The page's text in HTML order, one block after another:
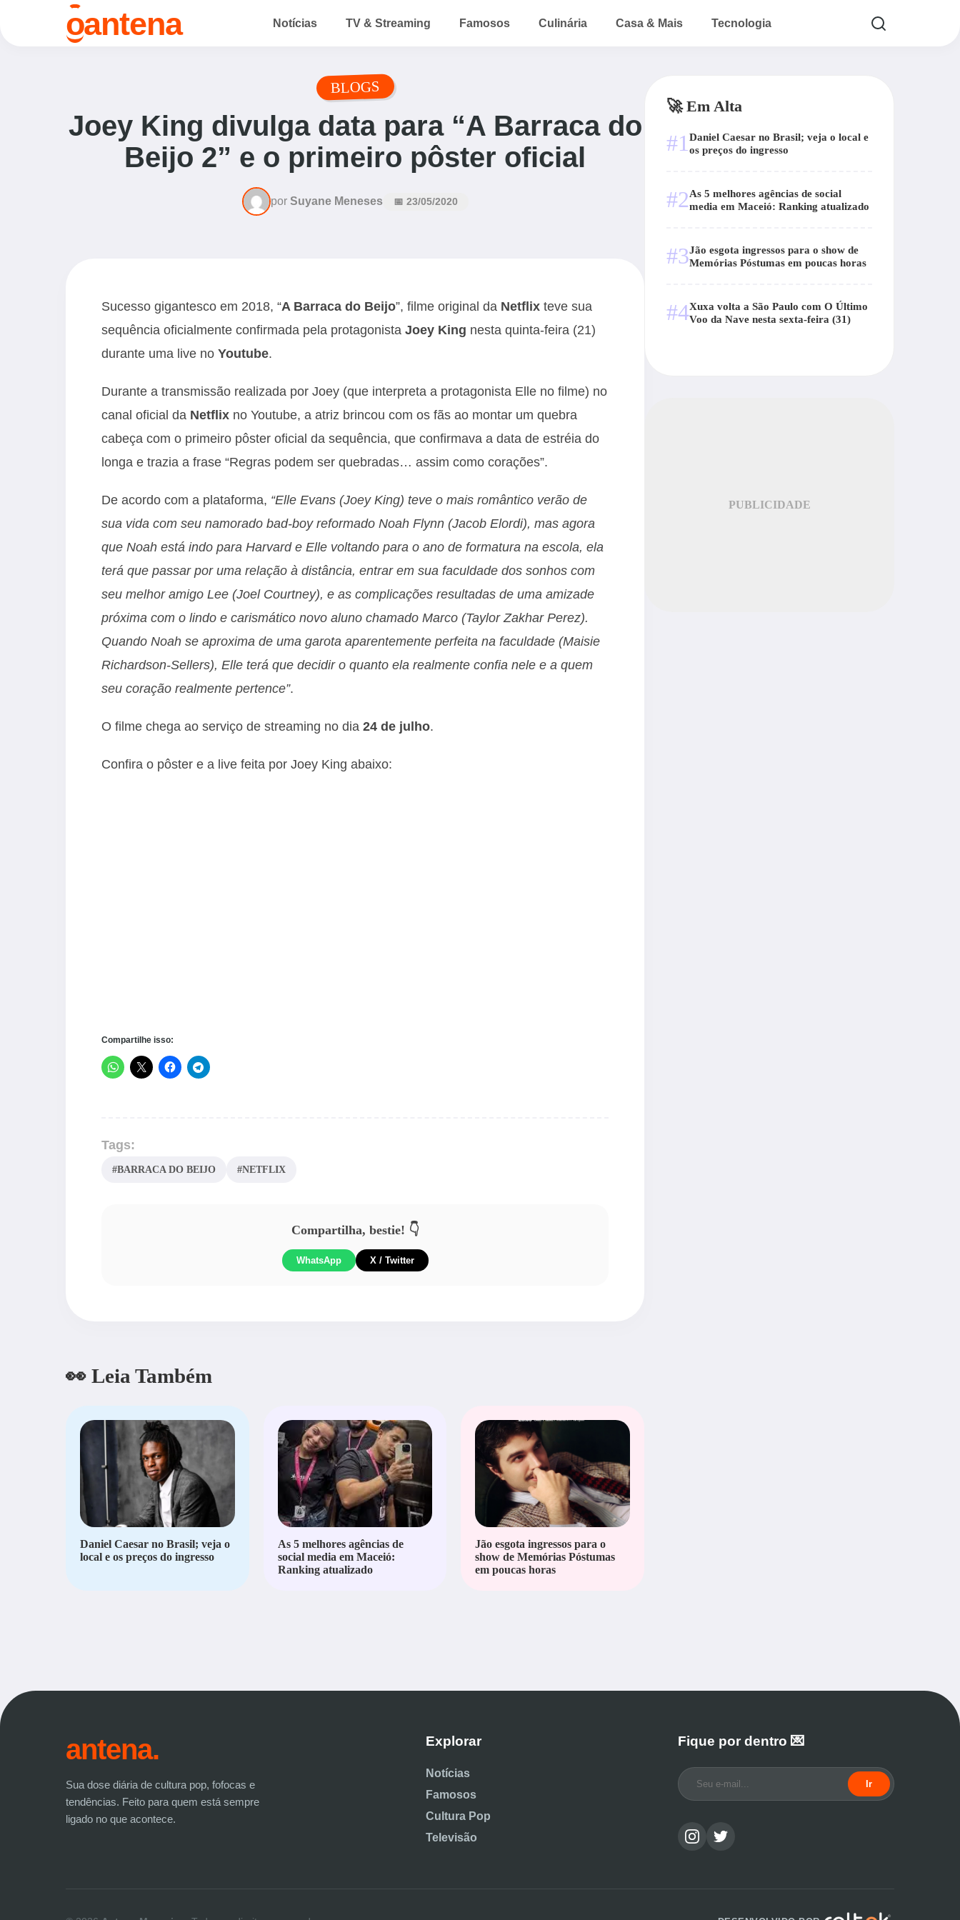
oantena Notícias TV & Streaming Famosos Culinária Casa & Mais Tecnologia
BLOGS
Joey King divulga data para “A Barraca do
Beijo 2” e o primeiro pôster oficial
por Suyane Meneses 📅 23/05/2020
Sucesso gigantesco em 2018, “A Barraca do Beijo”, filme original da Netflix teve sua
sequência oficialmente confirmada pela protagonista Joey King nesta quinta-feira (21)
durante uma live no Youtube.
Durante a transmissão realizada por Joey (que interpreta a protagonista Elle no filme) no
canal oficial da Netflix no Youtube, a atriz brincou com os fãs ao montar um quebra
cabeça com o primeiro pôster oficial da sequência, que confirmava a data de estréia do
longa e trazia a frase “Regras podem ser quebradas… assim como corações”.
De acordo com a plataforma, “Elle Evans (Joey King) teve o mais romântico verão de
sua vida com seu namorado bad-boy reformado Noah Flynn (Jacob Elordi), mas agora
que Noah está indo para Harvard e Elle voltando para o ano de formatura na escola, ela
terá que passar por uma relação à distância, entrar em sua faculdade dos sonhos com
seu melhor amigo Lee (Joel Courtney), e as complicações resultadas de uma amizade
próxima com o lindo e carismático novo aluno chamado Marco (Taylor Zakhar Perez).
Quando Noah se aproxima de uma garota aparentemente perfeita na faculdade (Maisie
Richardson-Sellers), Elle terá que decidir o quanto ela realmente confia nele e a quem
seu coração realmente pertence”.
O filme chega ao serviço de streaming no dia 24 de julho.
Confira o pôster e a live feita por Joey King abaixo:
Compartilhe isso:
Tags:
#BARRACA DO BEIJO #NETFLIX
Compartilha, bestie! 👇
WhatsApp X / Twitter
👀 Leia Também
Daniel Caesar no Brasil; veja o
local e os preços do ingresso
As 5 melhores agências de
social media em Maceió:
Ranking atualizado
Jão esgota ingressos para o
show de Memórias Póstumas
em poucas horas
🚀 Em Alta
#1 Daniel Caesar no Brasil; veja o local e
os preços do ingresso
#2As 5 melhores agências de social
media em Maceió: Ranking atualizado
#3Jão esgota ingressos para o show de
Memórias Póstumas em poucas horas
#4Xuxa volta a São Paulo com O Último
Voo da Nave nesta sexta-feira (31)
PUBLICIDADE
antena.
Sua dose diária de cultura pop, fofocas e
tendências. Feito para quem está sempre
ligado no que acontece.
Explorar
Notícias
Famosos
Cultura Pop
Televisão
Fique por dentro 💌
Ir